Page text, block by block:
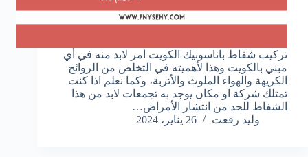
تركيب شفاط باناسونيك الكويت أمر لابد منه في أي
مبني بالكويت وهذا لأهميته في التخلص من الروائح
الكريهة والهواء الملوث والأتربة، وكما نعلم اذا كنت
تمتلك شركة او مكان يوجد به تجمعات لابد من هذا
الشفاط للحد من انتشار الأمراض…
وليد رفعت
26 يناير، 2024